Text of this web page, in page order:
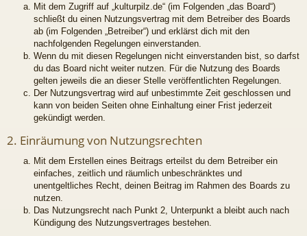
Mit dem Zugriff auf „kulturpilz.de“ (im Folgenden „das Board“)
schließt du einen Nutzungsvertrag mit dem Betreiber des Boards
ab (im Folgenden „Betreiber“) und erklärst dich mit den
nachfolgenden Regelungen einverstanden.
Wenn du mit diesen Regelungen nicht einverstanden bist, so darfst
du das Board nicht weiter nutzen. Für die Nutzung des Boards
gelten jeweils die an dieser Stelle veröffentlichten Regelungen.
Der Nutzungsvertrag wird auf unbestimmte Zeit geschlossen und
kann von beiden Seiten ohne Einhaltung einer Frist jederzeit
gekündigt werden.
2. Einräumung von Nutzungsrechten
Mit dem Erstellen eines Beitrags erteilst du dem Betreiber ein
einfaches, zeitlich und räumlich unbeschränktes und
unentgeltliches Recht, deinen Beitrag im Rahmen des Boards zu
nutzen.
Das Nutzungsrecht nach Punkt 2, Unterpunkt a bleibt auch nach
Kündigung des Nutzungsvertrages bestehen.